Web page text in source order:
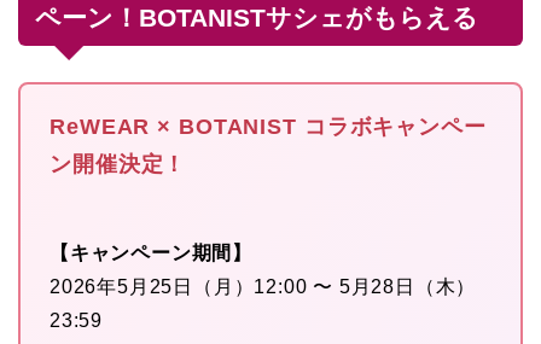
ペーン！BOTANISTサシェがもらえる
ReWEAR × BOTANIST コラボキャンペー
ン開催決定！
【キャンペーン期間】
2026年5月25日（月）12:00 〜 5月28日（木）
23:59